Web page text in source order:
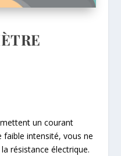
un courant
faible intensité, vous ne
résistance électrique.